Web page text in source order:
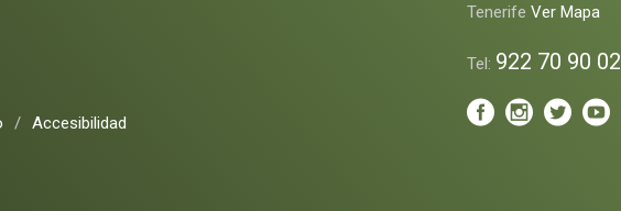
/ Accesibilidad
TenerifeVer Mapa
Tel: 922 70 90 02